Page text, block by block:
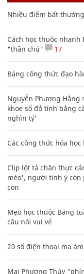
Nhiều điểm bất
Cách học thuộc
"thần chú"
17
Bảng công thức đạo
Nguyễn Phương
khoe sổ đỏ tính bằng
nghìn tỷ'
Các công thức hóa
Clip lột tả chân thực
mèo', người tinh ý còn
con
Mẹo học thuộc Bảng
câu nói vui vẻ
20 số điện thoại ma
Mai Phương Thúy